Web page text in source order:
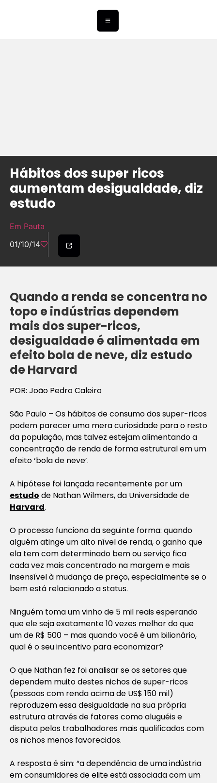
Hábitos dos super ricos
aumentam desigualdade, diz
estudo
Em Pauta
01/10/14
Quando a renda se concentra no
topo e indústrias dependem
mais dos super-ricos,
desigualdade é alimentada em
efeito bola de neve, diz estudo
de Harvard
POR: João Pedro Caleiro
São Paulo – Os hábitos de consumo dos super-ricos
podem parecer uma mera curiosidade para o resto
da população, mas talvez estejam alimentando a
concentração de renda de forma estrutural em um
efeito ‘bola de neve’.
A hipótese foi lançada recentemente por um
estudo de Nathan Wilmers, da Universidade de
Harvard.
O processo funciona da seguinte forma: quando
alguém atinge um alto nível de renda, o ganho que
ela tem com determinado bem ou serviço fica
cada vez mais concentrado na margem e mais
insensível à mudança de preço, especialmente se o
bem está relacionado a status.
Ninguém toma um vinho de 5 mil reais esperando
que ele seja exatamente 10 vezes melhor do que
um de R$ 500 – mas quando você é um bilionário,
qual é o seu incentivo para economizar?
O que Nathan fez foi analisar se os setores que
dependem muito destes nichos de super-ricos
(pessoas com renda acima de US$ 150 mil)
reproduzem essa desigualdade na sua própria
estrutura através de fatores como aluguéis e
disputa pelos trabalhadores mais qualificados com
os nichos menos favorecidos.
A resposta é sim: “a dependência de uma indústria
em consumidores de elite está associada com um